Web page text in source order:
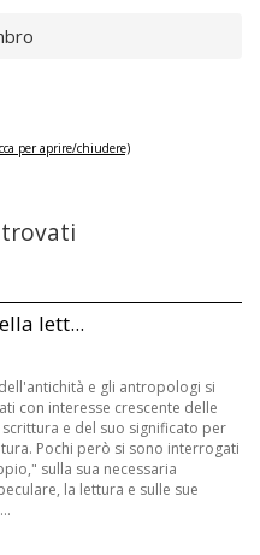
per aprire/chiudere)
lett...
e gli antropologi si
con interesse crescente delle
e del suo significato per
Pochi però si sono interrogati
sulla sua necessaria
la lettura e sulle sue